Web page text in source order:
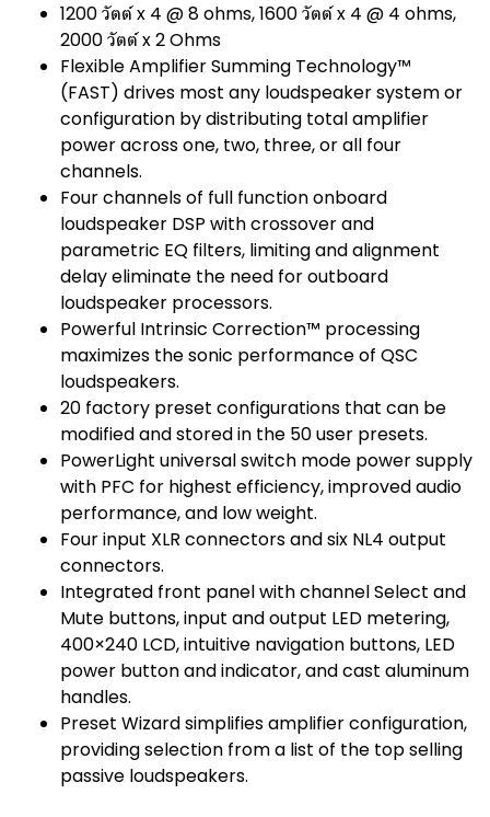
1200 วัตต์ x 4 @ 8 ohms, 1600 วัตต์ x 4 @ 4 ohms,
2000 วัตต์ x 2 Ohms
Flexible Amplifier Summing Technology™
(FAST) drives most any loudspeaker system or
configuration by distributing total amplifier
power across one, two, three, or all four
channels.
Four channels of full function onboard
loudspeaker DSP with crossover and
parametric EQ filters, limiting and alignment
delay eliminate the need for outboard
loudspeaker processors.
Powerful Intrinsic Correction™ processing
maximizes the sonic performance of QSC
loudspeakers.
20 factory preset configurations that can be
modified and stored in the 50 user presets.
PowerLight universal switch mode power supply
with PFC for highest efficiency, improved audio
performance, and low weight.
Four input XLR connectors and six NL4 output
connectors.
Integrated front panel with channel Select and
Mute buttons, input and output LED metering,
400×240 LCD, intuitive navigation buttons, LED
power button and indicator, and cast aluminum
handles.
Preset Wizard simplifies amplifier configuration,
providing selection from a list of the top selling
passive loudspeakers.